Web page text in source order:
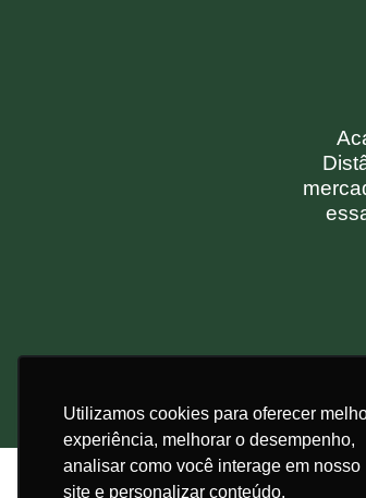
Utilizamos cookies para oferecer
experiência, melhorar o desempenho,
analisar como você interage em nosso
site e personalizar conteúdo.